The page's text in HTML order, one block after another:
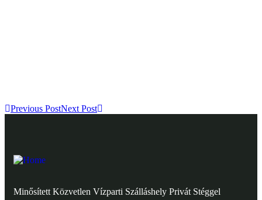
Previous PostNext Post
Minősített Közvetlen Vízparti Szálláshely Privát Stéggel